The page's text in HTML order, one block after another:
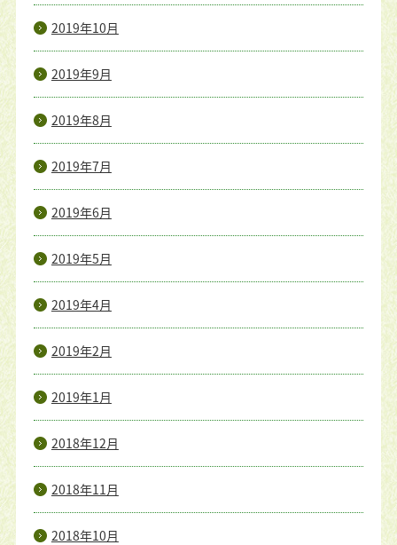
2019年10月
2019年9月
2019年8月
2019年7月
2019年6月
2019年5月
2019年4月
2019年2月
2019年1月
2018年12月
2018年11月
2018年10月